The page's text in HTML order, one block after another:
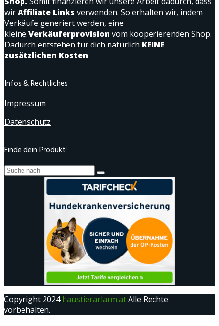
wirAffiliate Links verwenden. So erhalten wir, indem
Verkäufe generiert werden, eine
kleine Verkäuferprovision vom kooperierenden Shop.
Dadurch entstehen für dich natürlich KEINE
zusätzlichen Kosten
Infos & Rechtliches
Impressum
Datenschutz
Finde dein Produkt!
Copyright 2024haustierarlarm.atAlle Rechte
vorbehalten.